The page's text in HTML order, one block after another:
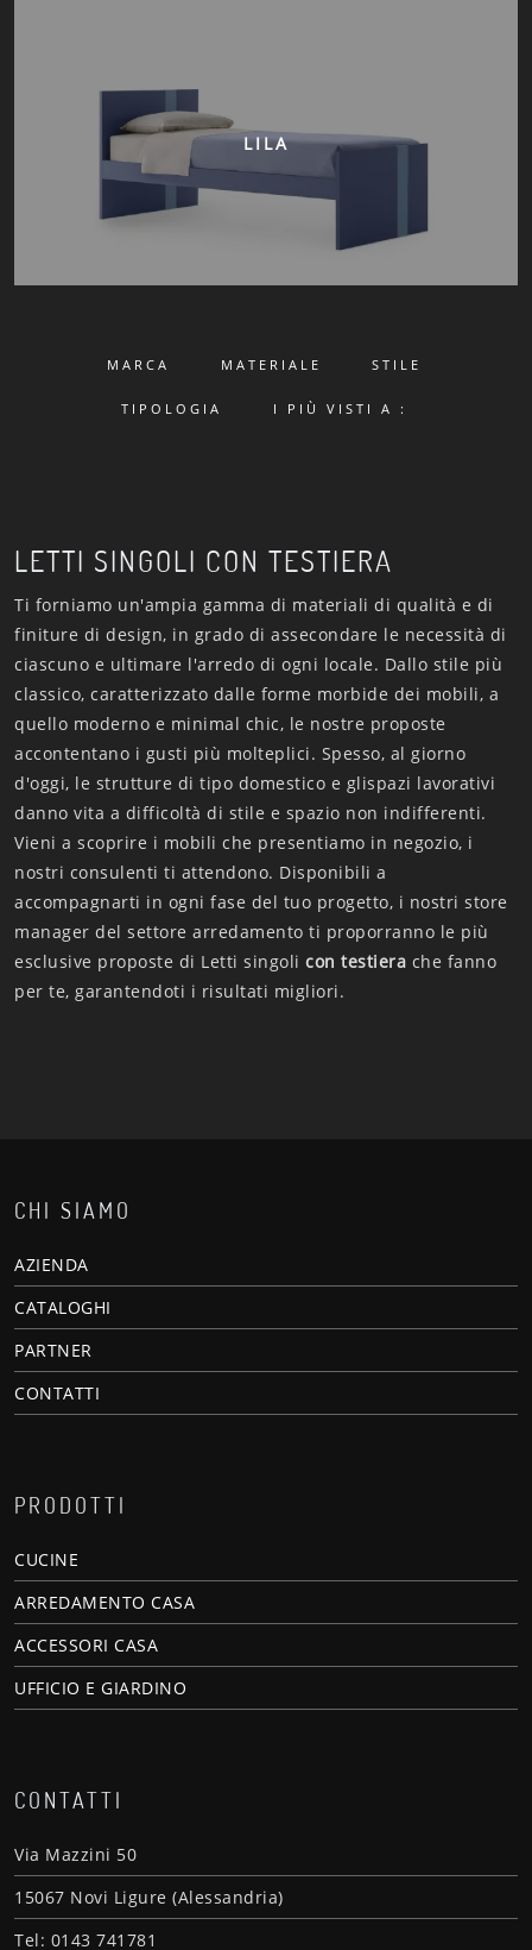
LILA
MARCA MATERIALE STILE
TIPOLOGIA I PIÙ VISTI A :
LETTI SINGOLI CON TESTIERA
Ti forniamo un'ampia gamma di materiali di qualità e di
finiture di design, in grado di assecondare le necessità di
ciascuno e ultimare l'arredo di ogni locale. Dallo stile più
classico, caratterizzato dalle forme morbide dei mobili, a
quello moderno e minimal chic, le nostre proposte
accontentano i gusti più molteplici. Spesso, al giorno
d'oggi, le strutture di tipo domestico e glispazi lavorativi
danno vita a difficoltà di stile e spazio non indifferenti.
Vieni a scoprire i mobili che presentiamo in negozio, i
nostri consulenti ti attendono. Disponibili a
accompagnarti in ogni fase del tuo progetto, i nostri store
manager del settore arredamento ti proporranno le più
esclusive proposte di Letti singoli con testiera che fanno
per te, garantendoti i risultati migliori.
CHI SIAMO
AZIENDA
CATALOGHI
PARTNER
CONTATTI
PRODOTTI
CUCINE
ARREDAMENTO CASA
ACCESSORI CASA
UFFICIO E GIARDINO
CONTATTI
Via Mazzini 50
15067 Novi Ligure (Alessandria)
Tel: 0143 741781